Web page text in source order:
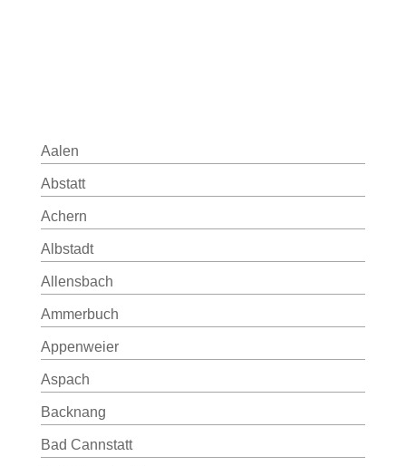
Aalen
Abstatt
Achern
Albstadt
Allensbach
Ammerbuch
Appenweier
Aspach
Backnang
Bad Cannstatt